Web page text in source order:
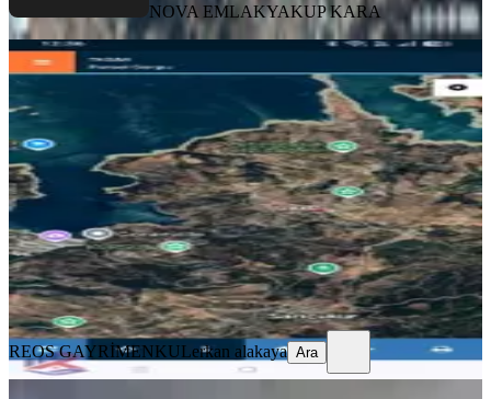
NOVA EMLAKYAKUP KARA
PARSELLİ
Reos Gayrimenkul'den Kadastro Yolu
Cephe, Baraj Manzaralı Tarla
Onikişubat, Sarıçukur Mahallesi
9558 m²·Parselli·950/m²·16.07.2026
9.080.000 ₺
REOS GAYRİMENKULerkan alakaya
Ara
REOS GAYRİMENKULerkan alakaya Ara